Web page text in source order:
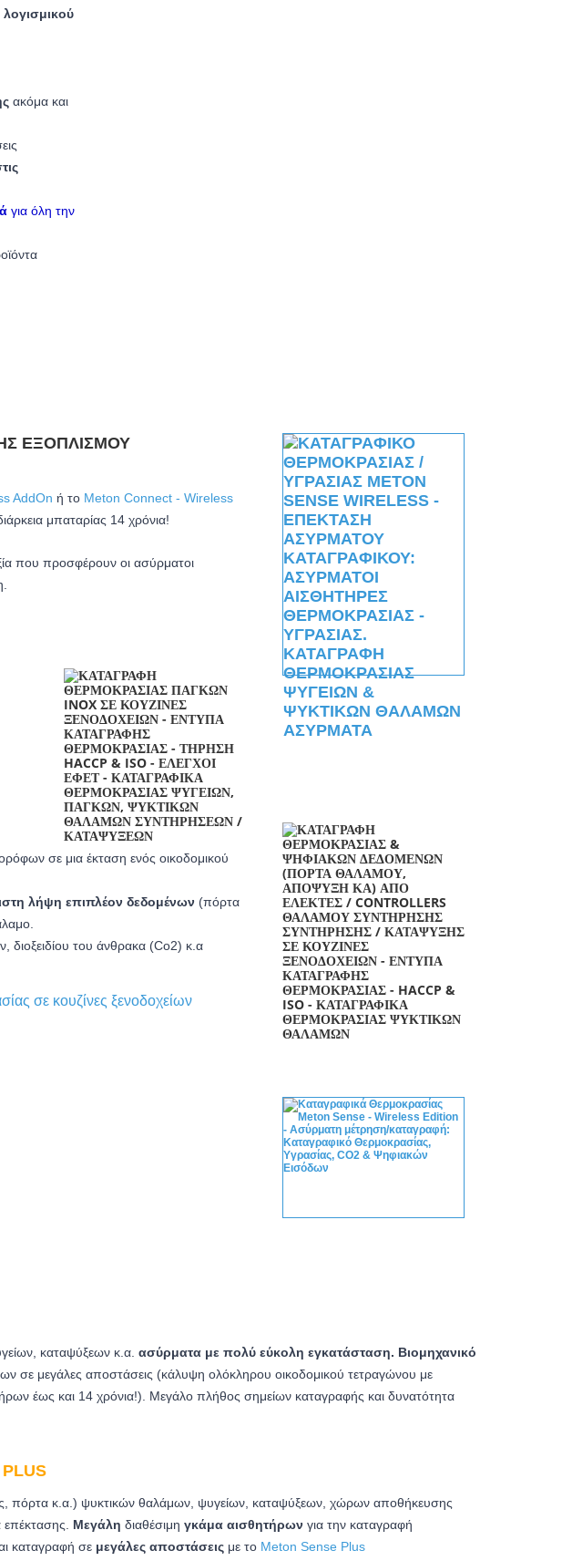
ακόμα και
για όλη την
ΕΞΟΠΛΙΣΜΟΎ
AddOn ή το Meton Connect - Wireless
ιάρκεια μπαταρίας 14 χρόνια!
που προσφέρουν οι ασύρματοι
σε μια έκταση ενός οικοδομικού
λήψη επιπλέον δεδομένων (πόρτα
του άνθρακα (Co2) κ.α
σε κουζίνες ξενοδοχείων
καταψύξεων κ.α. ασύρματα με πολύ εύκολη εγκατάσταση. Βιομηχανικό
σε μεγάλες αποστάσεις (κάλυψη ολόκληρου οικοδομικού τετραγώνου με
έως και 14 χρόνια!). Μεγάλο πλήθος σημείων καταγραφής και δυνατότητα
πόρτα κ.α.) ψυκτικών θαλάμων, ψυγείων, καταψύξεων, χώρων αποθήκευσης
επέκτασης. Μεγάλη διαθέσιμη γκάμα αισθητήρων για την καταγραφή
καταγραφή σε μεγάλες αποστάσεις με το Meton Sense Plus